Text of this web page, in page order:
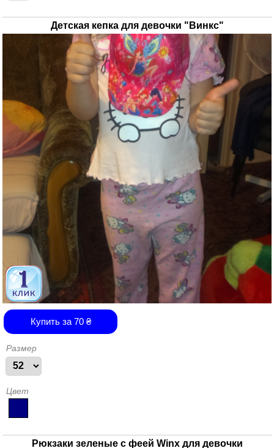
Детская кепка для девочки "Винкс"
Купить за 70₴
Размер
Цвет
Рюкзаки зеленые с феей Winx для девочки